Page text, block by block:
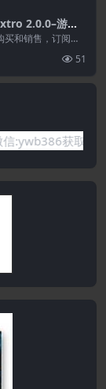
2.0.0–游戏
阅和礼品卡Lar
和销售，订阅和
51
客服微信